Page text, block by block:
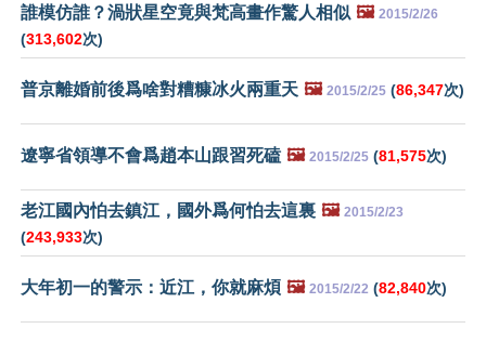
誰模仿誰？渦狀星空竟與梵高畫作驚人相似 🖼️ 2015/2/26
(313,602次)
普京離婚前後爲啥對糟糠冰火兩重天 🖼️ 2015/2/25 (86,347次)
遼寧省領導不會爲趙本山跟習死磕 🖼️ 2015/2/25 (81,575次)
老江國內怕去鎮江，國外爲何怕去這裏 🖼️ 2015/2/23
(243,933次)
大年初一的警示：近江，你就麻煩 🖼️ 2015/2/22 (82,840次)